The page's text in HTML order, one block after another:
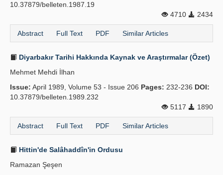
10.37879/belleten.1987.19
4710
2434
Abstract Full Text PDF Similar Articles
Diyarbakır Tarihi Hakkında Kaynak ve Araştırmalar (Özet)
Mehmet Mehdi İlhan
Issue: April 1989, Volume 53 - Issue 206 Pages: 232-236 DOI:
10.37879/belleten.1989.232
5117
1890
Abstract Full Text PDF Similar Articles
Hittin'de Salâhaddîn'in Ordusu
Ramazan Şeşen